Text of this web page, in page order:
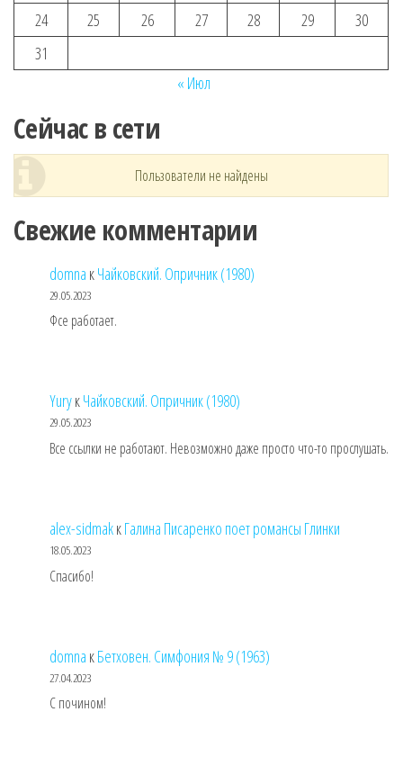
24
25 26 27 28 29
30
31
« Июл
Сейчас в сети
Пользователи не найдены
Свежие комментарии
domna кЧайковский. Опричник (1980)
29.05.2023
Фсе работает.
YuryкЧайковский. Опричник (1980)
29.05.2023
Все ссылки не работают. Невозможно даже просто что-то прослушать.
alex-sidmakкГалина Писаренко поет романсы Глинки
18.05.2023
Спасибо!
domna кБетховен. Симфония № 9 (1963)
27.04.2023
С почином!